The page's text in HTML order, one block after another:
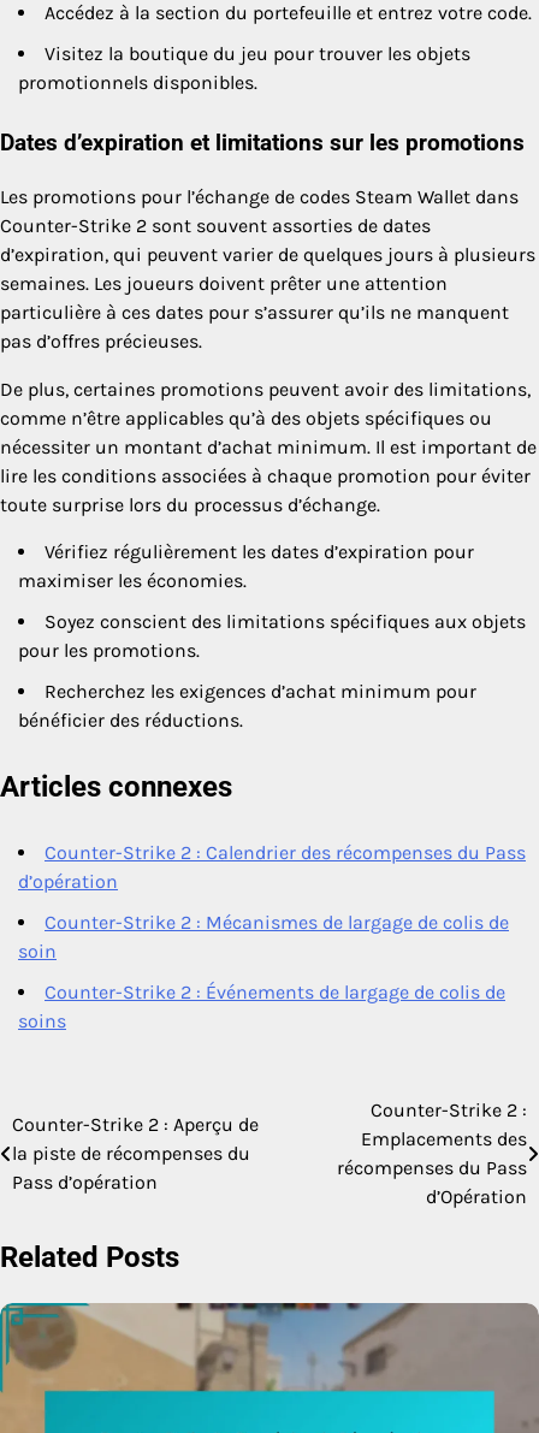
Accédez à la section du portefeuille et entrez votre code.
Visitez la boutique du jeu pour trouver les objets
promotionnels disponibles.
Dates d’expiration et limitations sur les promotions
Les promotions pour l’échange de codes Steam Wallet dans
Counter-Strike 2 sont souvent assorties de dates
d’expiration, qui peuvent varier de quelques jours à plusieurs
semaines. Les joueurs doivent prêter une attention
particulière à ces dates pour s’assurer qu’ils ne manquent
pas d’offres précieuses.
De plus, certaines promotions peuvent avoir des limitations,
comme n’être applicables qu’à des objets spécifiques ou
nécessiter un montant d’achat minimum. Il est important de
lire les conditions associées à chaque promotion pour éviter
toute surprise lors du processus d’échange.
Vérifiez régulièrement les dates d’expiration pour
maximiser les économies.
Soyez conscient des limitations spécifiques aux objets
pour les promotions.
Recherchez les exigences d’achat minimum pour
bénéficier des réductions.
Articles connexes
Counter-Strike 2 : Calendrier des récompenses du Pass
d’opération
Counter-Strike 2 : Mécanismes de largage de colis de
soin
Counter-Strike 2 : Événements de largage de colis de
soins
Post
navigation
Counter-Strike 2 : Aperçu de
la piste de récompenses du
Pass d’opération
Counter-Strike 2 :
Emplacements des
récompenses du Pass
d’Opération
Related Posts